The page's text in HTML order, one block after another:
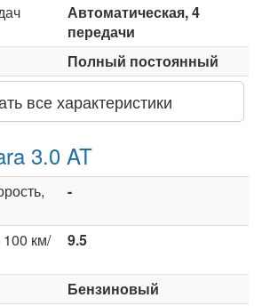
Автоматическая, 4
передачи
Полный постоянный
все характеристики
3.0 AT
-
км/
9.5
Бензиновый